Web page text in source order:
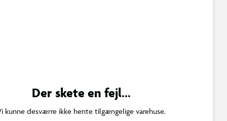
Der skete en fejl...
kunne desværre ikke hente tilgængelige varehuse.